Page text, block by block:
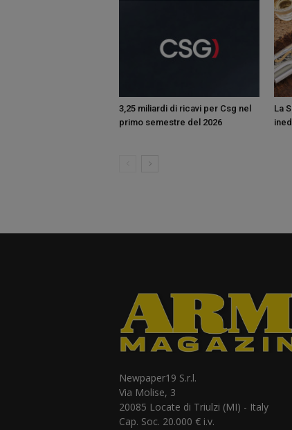
3,25 miliardi di ricavi per Csg nel
primo semestre del 2026
La
Newpaper19 S.r.l.
Via Molise, 3
20085 Locate di Triulzi (MI) - Italy
Cap. Soc. 20.000 € i.v.